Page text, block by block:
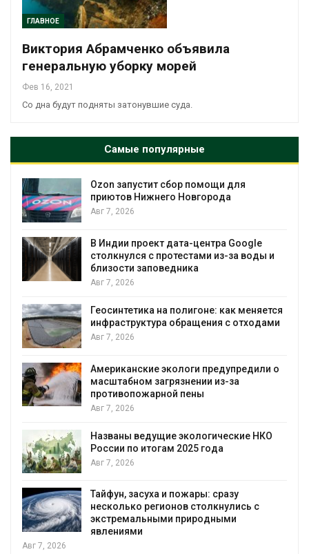
ГЛАВНОЕ
Виктория Абрамченко объявила
генеральную уборку морей
Фев 16, 2021
Со дна будут подняты затонувшие суда.
Самые популярные
Ozon запустит сбор помощи для
приютов Нижнего Новгорода
Авг 7, 2026
В Индии проект дата-центра Google
столкнулся с протестами из-за воды и
близости заповедника
Авг 7, 2026
Геосинтетика на полигоне: как меняется
инфраструктура обращения с отходами
Авг 7, 2026
Американские экологи предупредили о
масштабном загрязнении из-за
противопожарной пены
Авг 7, 2026
Названы ведущие экологические НКО
России по итогам 2025 года
Авг 7, 2026
Тайфун, засуха и пожары: сразу
несколько регионов столкнулись с
экстремальными природными
явлениями
Авг 7, 2026